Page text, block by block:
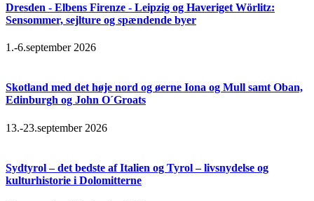
Dresden - Elbens Firenze - Leipzig og Haveriget Wörlitz:
Sensommer, sejlture og spændende byer
1.-6.september 2026
Skotland med det høje nord og øerne Iona og Mull samt Oban,
Edinburgh og John O´Groats
13.-23.september 2026
Sydtyrol – det bedste af Italien og Tyrol – livsnydelse og
kulturhistorie i Dolomitterne